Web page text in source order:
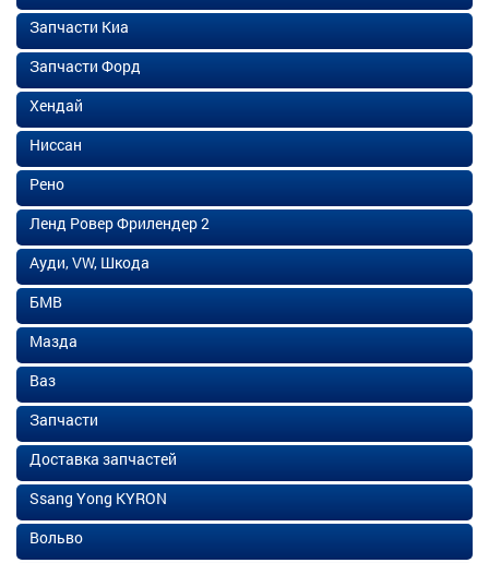
Запчасти Киа
Запчасти Форд
Хендай
Ниссан
Рено
Ленд Ровер Фрилендер 2
Ауди, VW, Шкода
БМВ
Мазда
Ваз
Запчасти
Доставка запчастей
Ssang Yong KYRON
Вольво